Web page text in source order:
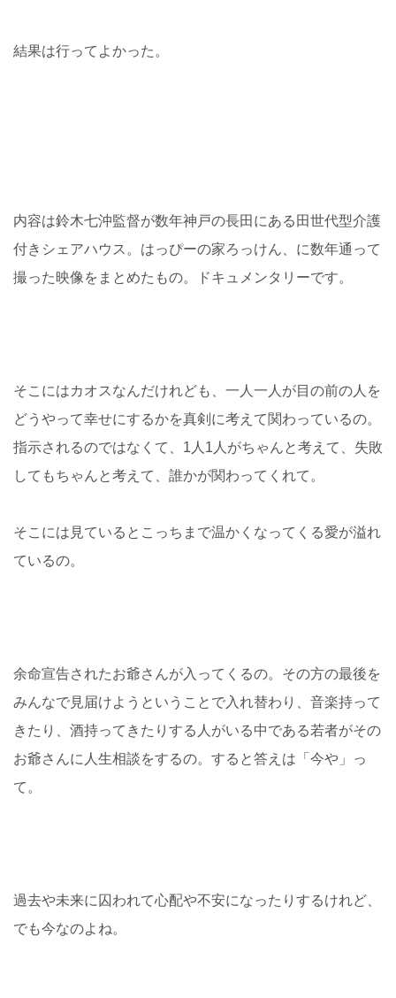
結果は行ってよかった。
内容は鈴木七沖監督が数年神戸の長田にある田世代型介護
付きシェアハウス。はっぴーの家ろっけん、に数年通って
撮った映像をまとめたもの。ドキュメンタリーです。
そこにはカオスなんだけれども、一人一人が目の前の人を
どうやって幸せにするかを真剣に考えて関わっているの。
指示されるのではなくて、1人1人がちゃんと考えて、失敗
してもちゃんと考えて、誰かが関わってくれて。
そこには見ているとこっちまで温かくなってくる愛が溢れ
ているの。
余命宣告されたお爺さんが入ってくるの。その方の最後を
みんなで見届けようということで入れ替わり、音楽持って
きたり、酒持ってきたりする人がいる中である若者がその
お爺さんに人生相談をするの。すると答えは「今や」っ
て。
過去や未来に囚われて心配や不安になったりするけれど、
でも今なのよね。